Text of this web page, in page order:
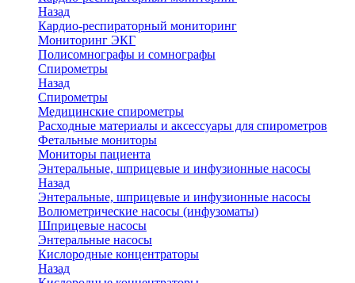
Назад
Кардио-респираторный мониторинг
Мониторинг ЭКГ
Полисомнографы и сомнографы
Спирометры
Назад
Спирометры
Медицинские спирометры
Расходные материалы и аксессуары для спирометров
Фетальные мониторы
Мониторы пациента
Энтеральные, шприцевые и инфузионные насосы
Назад
Энтеральные, шприцевые и инфузионные насосы
Волюметрические насосы (инфузоматы)
Шприцевые насосы
Энтеральные насосы
Кислородные концентраторы
Назад